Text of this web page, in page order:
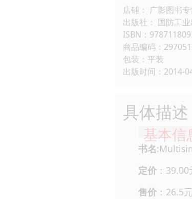
店铺： 广影图书
出版社： 国防工
ISBN：
商品编码：
包装：平装
出版时间：2014-
具体描述
基本信
书名
定价 ：39.00
售价 ：26.5